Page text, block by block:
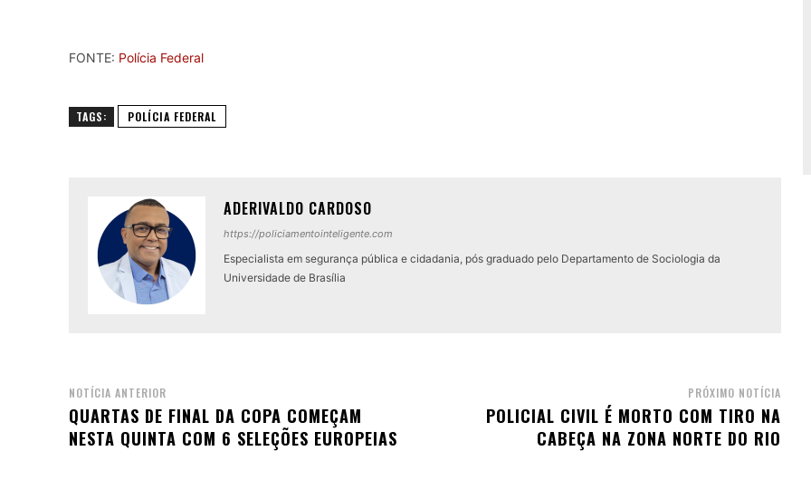
FONTE: Polícia Federal
TAGS: POLÍCIA FEDERAL
ADERIVALDO CARDOSO
https://policiamentointeligente.com
Especialista em segurança pública e cidadania, pós graduado pelo Departamento de Sociologia da
Universidade de Brasília
NOTÍCIA ANTERIOR
QUARTAS DE FINAL DA COPA COMEÇAM
NESTA QUINTA COM 6 SELEÇÕES EUROPEIAS
PRÓXIMO NOTÍCIA
POLICIAL CIVIL É MORTO COM TIRO NA
CABEÇA NA ZONA NORTE DO RIO